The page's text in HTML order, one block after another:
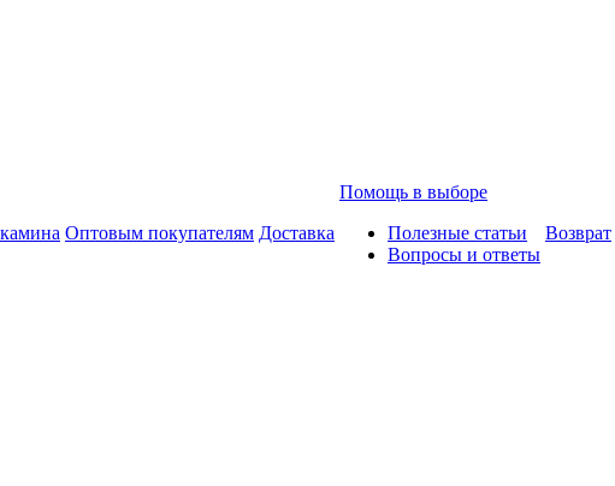
Оптовым покупателям Доставка
Помощь в выборе
Полезные статьи
Вопросы и ответы
Возврат